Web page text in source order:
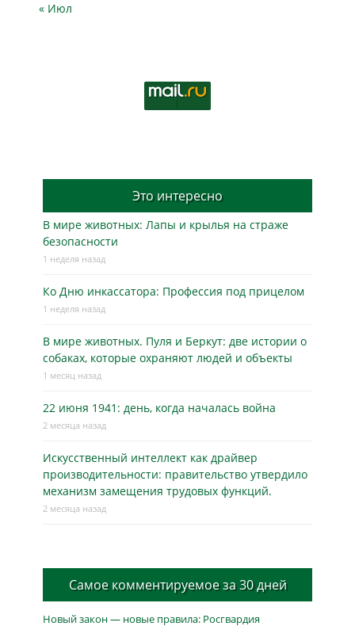
« Июл
Это интересно
В мире животных: Лапы и крылья на страже
безопасности
1 неделя назад
Ко Дню инкассатора: Профессия под прицелом
1 неделя назад
В мире животных. Пуля и Беркут: две истории о
собаках, которые охраняют людей и объекты
1 месяц назад
22 июня 1941: день, когда началась война
2 месяца назад
Искусственный интеллект как драйвер
производительности: правительство утвердило
механизм замещения трудовых функций.
2 месяца назад
Самое комментируемое за 30 дней
Новый закон — новые правила: Росгвардия